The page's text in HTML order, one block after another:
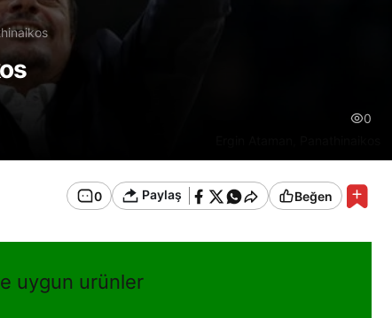
0
0 Paylaş Beğen
uygun urünler